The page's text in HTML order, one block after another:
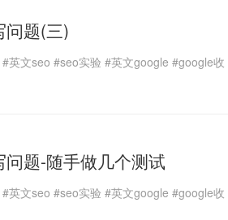
问题(三)
#英文seo #seo实验 #英文google #google收
题-随手做几个测试
#英文seo #seo实验 #英文google #google收